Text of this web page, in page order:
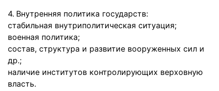
Внутренняя политика государств:
стабильная внутриполитическая ситуация;
военная политика;
состав, структура и развитие вооруженных сил и
др.;
наличие институтов контролирующих верховную
власть.